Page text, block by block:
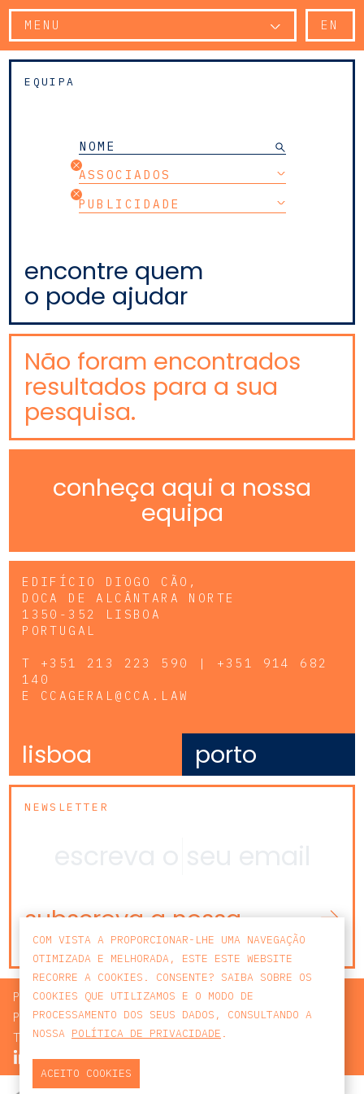
MENU EN
EQUIPA
ASSOCIADOS
PUBLICIDADE
encontre quem
o pode ajudar
Não foram encontrados
resultados para a sua
pesquisa.
conheça aqui a nossa
equipa
EDIFÍCIO DIOGO CÃO,
DOCA DE ALCÂNTARA NORTE
1350-352 LISBOA
PORTUGAL
T +351 213 223 590 | +351 914 682
140
E CCAGERAL@CCA.LAW
lisboa porto
NEWSLETTER
subscreva a nossa
newsletter
PROCURAR
POLÍTICA DE PRIVACIDADE
TERMOS E CONDIÇÕES
COM VISTA A PROPORCIONAR-LHE UMA NAVEGAÇÃO
OTIMIZADA E MELHORADA, ESTE ESTE WEBSITE
RECORRE A COOKIES. CONSENTE? SAIBA SOBRE OS
COOKIES QUE UTILIZAMOS E O MODO DE
PROCESSAMENTO DOS SEUS DADOS, CONSULTANDO A
NOSSA POLÍTICA DE PRIVACIDADE .
ACEITO COOKIES